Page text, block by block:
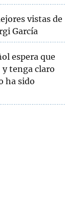
vistas de
García
espera que
tenga claro
ha sido